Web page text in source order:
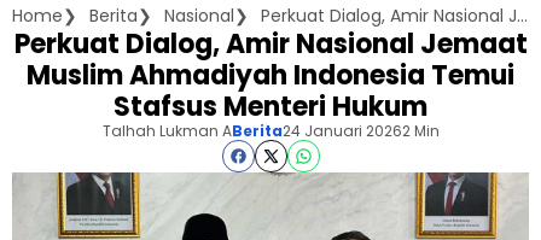
Home Berita Nasional Perkuat Dialog, Amir Nasional Jemaat Muslim Ahmadiyah Indonesia Temui Stafsus Menteri Hukum
Perkuat Dialog, Amir Nasional Jemaat
Muslim Ahmadiyah Indonesia Temui
Stafsus Menteri Hukum
Talhah Lukman ABerita24 Januari 20262 Min